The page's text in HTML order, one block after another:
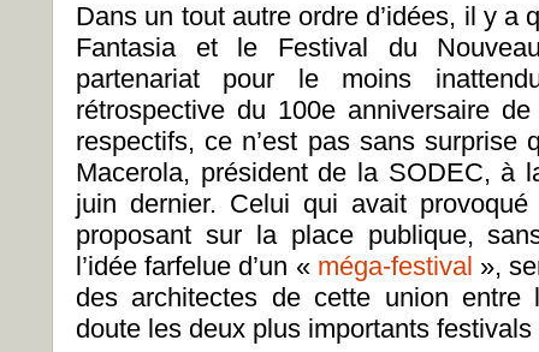
Dans un tout autre ordre d’idées, il y a
Fantasia et le Festival du
partenariat pour le moins
rétrospective du 100e anniversaire
respectifs, ce n’est pas sans surprise
Macerola, président de la SODEC, à
juin dernier. Celui qui avait
proposant sur la place publique,
l’idée farfelue d’un « méga-festival »,
des architectes de cette union
doute les deux plus importants